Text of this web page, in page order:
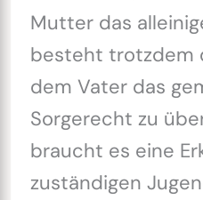
Mutter das
besteht trotzdem
dem Vater das
Sorgerecht zu
braucht es eine
zuständigen